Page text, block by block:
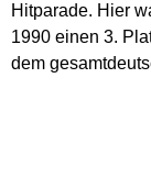
Hitparade. Hier
1990 einen 3.
dem